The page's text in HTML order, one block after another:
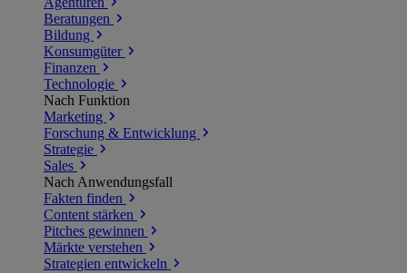
Beratungen
Bildung
Konsumgüter
Finanzen
Technologie
Nach Funktion
Marketing
Forschung & Entwicklung
Strategie
Sales
Nach Anwendungsfall
Fakten finden
Content stärken
Pitches gewinnen
Märkte verstehen
Strategien entwickeln